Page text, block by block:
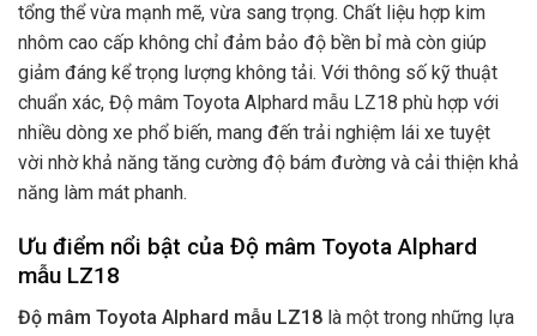
tổng thể vừa mạnh mẽ, vừa sang trọng. Chất liệu hợp kim
nhôm cao cấp không chỉ đảm bảo độ bền bỉ mà còn giúp
giảm đáng kể trọng lượng không tải. Với thông số kỹ thuật
chuẩn xác, Độ mâm Toyota Alphard mẫu LZ18 phù hợp với
nhiều dòng xe phổ biến, mang đến trải nghiệm lái xe tuyệt
vời nhờ khả năng tăng cường độ bám đường và cải thiện khả
năng làm mát phanh.
Ưu điểm nổi bật của Độ mâm Toyota Alphard
mẫu LZ18
Độ mâm Toyota Alphard mẫu LZ18 là một trong những lựa